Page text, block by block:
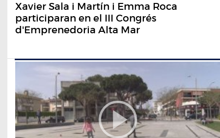
Xavier Sala i Martín i Emma Roca
participaran en el III Congrés
d'Emprenedoria Alta Mar